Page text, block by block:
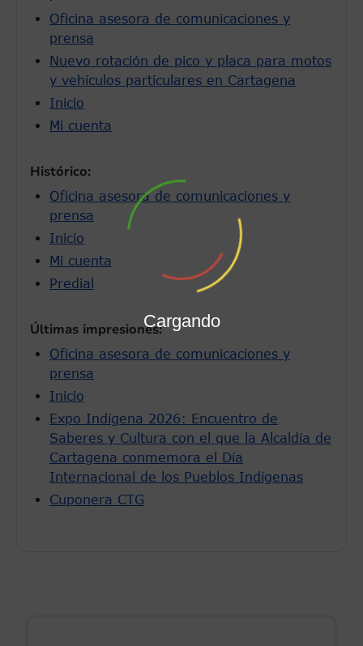
Oficina asesora de comunicaciones y
prensa
Nuevo rotación de pico y placa para motos
y vehículos particulares en Cartagena
Inicio
Mi cuenta
Histórico:
Oficina asesora de comunicaciones y
prensa
Inicio
Mi cuenta
Predial
Últimas impresiones:
Oficina asesora de comunicaciones y
prensa
Inicio
Expo Indígena 2026: Encuentro de
Saberes y Cultura con el que la Alcaldía de
Cartagena conmemora el Día
Internacional de los Pueblos Indígenas
Cuponera CTG
Cargando